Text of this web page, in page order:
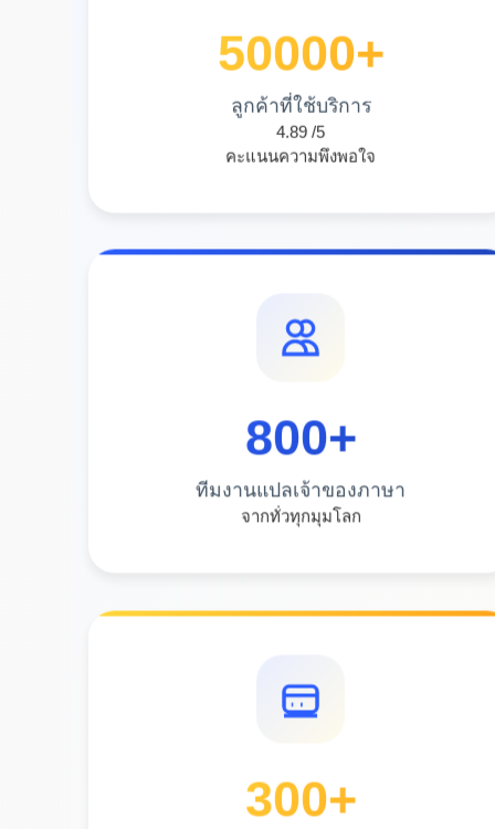
50000+
ลูกค้าที่ใช้บริการ
4.89 /5
คะแนนความพึงพอใจ
800+
ทีมงานแปลเจ้าของภาษา
จากทั่วทุกมุมโลก
300+